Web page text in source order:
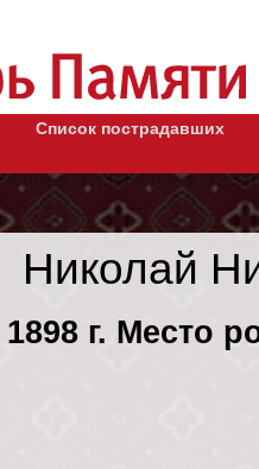
Список пострадавших
Николай
г. Место